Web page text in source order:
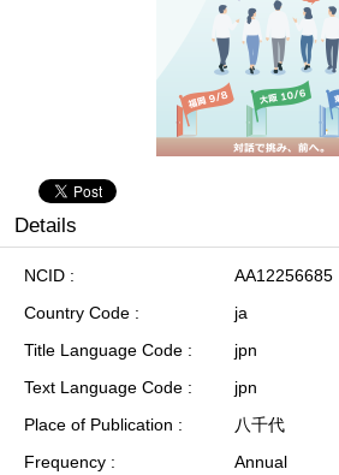
Details
NCID
AA12256685
Country Code
ja
Title Language Code
jpn
Text Language Code
jpn
Place of Publication
八千代
Frequency
Annual